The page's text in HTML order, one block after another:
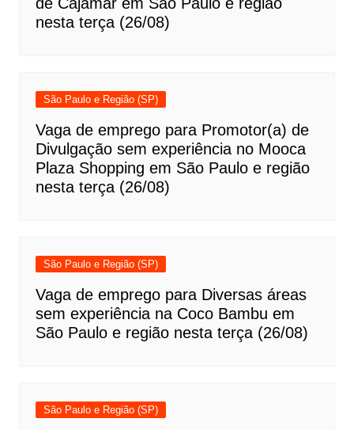
nesta terça (26/08)
São Paulo e Região (SP)
Vaga de emprego para Promotor(a) de
Divulgação sem experiência no Mooca
Plaza Shopping em São Paulo e região
nesta terça (26/08)
São Paulo e Região (SP)
Vaga de emprego para Diversas áreas
sem experiência na Coco Bambu em
São Paulo e região nesta terça (26/08)
São Paulo e Região (SP)